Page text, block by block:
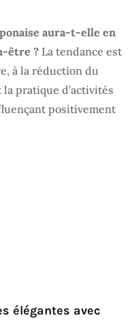
aura-t-elle en
être ? La tendance est
à la réduction du
pratique d’activités
positivement
élégantes avec